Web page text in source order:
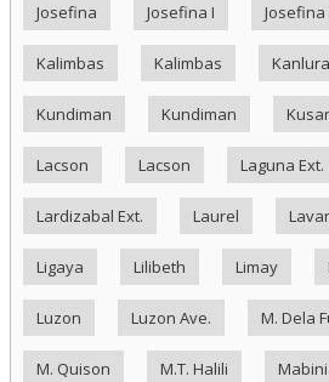
Josefina Josefina I Josefina
Kalimbas Kalimbas
Kundiman Kundiman
Lacson Lacson Laguna Ext.
Lardizabal Ext. Laurel
Ligaya Lilibeth Limay
Luzon Luzon Ave. M. Dela
M. Quison M.T. Halili Mabini